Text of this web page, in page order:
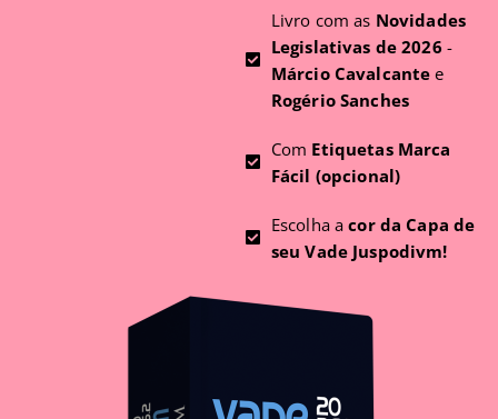
Livro com as Novidades
Legislativas de 2026 -
Márcio Cavalcante e
Rogério Sanches
Com Etiquetas Marca
Fácil (opcional)
Escolha acor da Capa de
seu Vade Juspodivm!